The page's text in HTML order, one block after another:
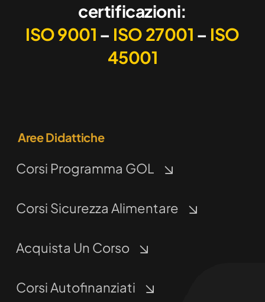
certificazioni:
ISO 9001 – ISO 27001 – ISO
45001
Aree Didattiche
Corsi Programma GOL
Corsi Sicurezza Alimentare
Acquista Un Corso
Corsi Autofinanziati